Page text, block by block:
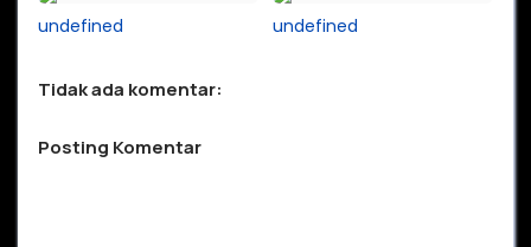
undefined undefined
Tidak ada komentar:
Posting Komentar